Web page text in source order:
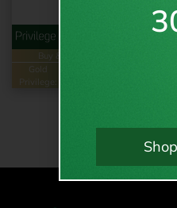
με ΦΠΑ
Buy & Earn
Gold
Privilege: